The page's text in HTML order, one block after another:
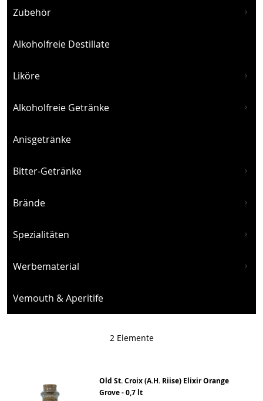
2Elemente
Old St. Croix (A.H. Riise) Elixir Orange
Grove - 0,7 lt
Zubehör
Alkoholfreie Destillate
Liköre
Alkoholfreie Getränke
Anisgetränke
Bitter-Getränke
Brände
Spezialitäten
Werbematerial
Vemouth & Aperitife